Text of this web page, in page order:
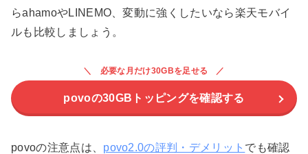
らahamoやLINEMO、変動に強くしたいなら楽天モバイ
ルも比較しましょう。
必要な月だけ30GBを足せる
povoの30GBトッピングを確認する
povoの注意点は、 povo2.0の評判・デメリット でも確認